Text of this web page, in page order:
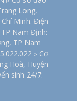
Long,
Minh. Điện
Nam Định:
TP Nam
▹ Cơ
Hoà, Huyện
sinh 24/7: